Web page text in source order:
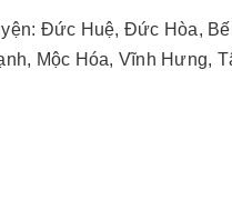
Đức Huệ, Đức Hòa,
Mộc Hóa, Vĩnh Hưng,